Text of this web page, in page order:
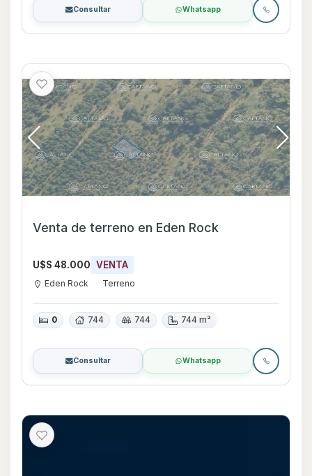
Consultar Whatsapp
Venta de terreno en Eden Rock
U$S 48.000 VENTA
Eden Rock Terreno
0 744 744 744 m²
Consultar Whatsapp